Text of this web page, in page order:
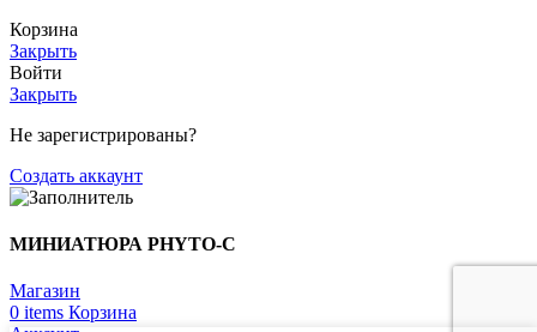
Корзина
Закрыть
Войти
Закрыть
Не зарегистрированы?
Создать аккаунт
МИНИАТЮРА PHYTO-C
Магазин
0 items Корзина